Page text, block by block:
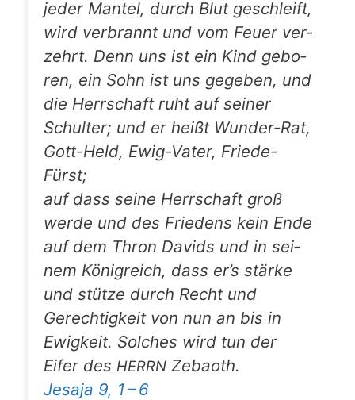
jeder Man­tel, durch Blut geschleift,
wird ver­brannt und vom Feu­er ver­
zehrt. Denn uns ist ein Kind gebo­
ren, ein Sohn ist uns gege­ben, und
die Herr­schaft ruht auf sei­ner
Schul­ter; und er heißt Wun­der-Rat,
Gott-Held, Ewig-Vater, Friede-
Fürst;
auf dass sei­ne Herr­schaft groß
wer­de und des Frie­dens kein Ende
auf dem Thron Davids und in sei­
nem König­reich, dass er’s stär­ke
und stüt­ze durch Recht und
Gerech­tig­keit von nun an bis in
Ewig­keit. Sol­ches wird tun der
Eifer des HERRN Zebaoth.
Jesa­ja 9, 1 – 6